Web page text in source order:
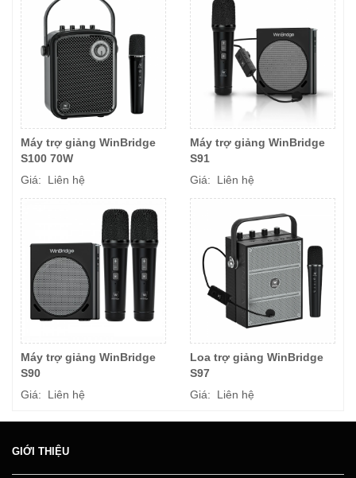
Máy trợ giảng WinBridge
S100 70W
Giá: Liên hệ
Máy trợ giảng WinBridge
S91
Giá: Liên hệ
Máy trợ giảng WinBridge
S90
Giá: Liên hệ
Loa trợ giảng WinBridge
S97
Giá: Liên hệ
GIỚI THIỆU